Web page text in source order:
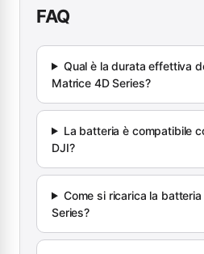
FAQ
Qual è la durata effettiva
Matrice 4D Series?
La batteria è compatibile
DJI?
Come si ricarica la
Series?